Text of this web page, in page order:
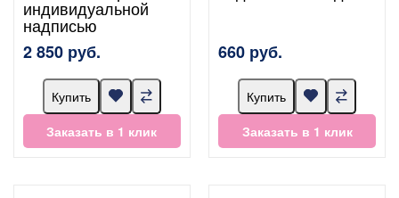
индивидуальной
надписью
2 850 руб.
Купить
Заказать в 1 клик
660 руб.
Купить
Заказать в 1 клик